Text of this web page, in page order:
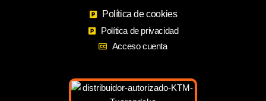
o
o
k
g
r
a
m
a
r
k
e
a
l
Política de cookies
Política de privacidad
Acceso cuenta